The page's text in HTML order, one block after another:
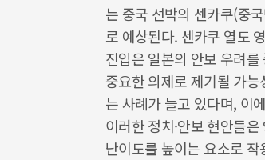
는 중국 선박의 센카쿠(중
로 예상된다. 센카쿠 열도
진입은 일본의 안보 우려
중요한 의제로 제기될 가
는 사례가 늘고 있다며, 이
이러한 정치·안보 현안들
난이도를 높이는 요소로 작